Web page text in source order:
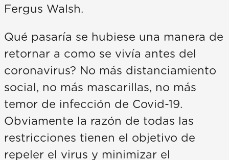
Fergus Walsh.
Qué pasaría se hubiese una manera de
retornar a como se vivía antes del
coronavirus? No más distanciamiento
social, no más mascarillas, no más
temor de infección de Covid-19.
Obviamente la razón de todas las
restricciones tienen el objetivo de
repeler el virus y minimizar el